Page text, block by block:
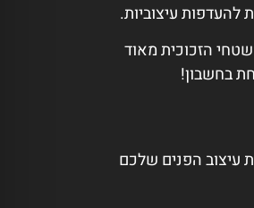
להעדפות עיצוביות.
הזכוכית מאוד
בחשבון!
עיצוב הפנים שלכם